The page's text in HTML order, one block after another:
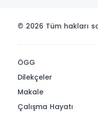
© 2026 Tüm hakları
ÖGG
Dilekçeler
Makale
Çalışma Hayatı